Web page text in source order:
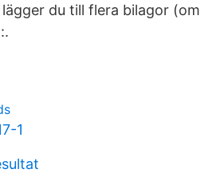
du till flera bilagor (om
1